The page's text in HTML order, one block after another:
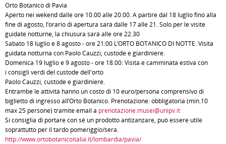
Orto Botanico di Pavia
Aperto nei wekend dalle ore 10.00 alle 20.00. A partire dal 18 luglio fino alla
fine di agosto, l’orario di apertura sarà dalle 17 alle 21. Solo per le visite
guidate notturne, la chiusura sarà alle ore 22.30
Sabato 18 luglio e 8 agosto - ore 21:00 L’ORTO BOTANICO DI NOTTE. Visita
guidata notturna con Paolo Cauzzi, custode e giardiniere.
Domenica 19 luglio e 9 agosto - ore 18.00: Visita e camminata estiva con
i consigli verdi del custode dell'orto
Paolo Cauzzi, custode e giardiniere.
Entrambe le attività hanno un costo di 10 euro/persona comprensivo di
biglietto di ingresso all’Orto Botanico. Prenotazione: obbligatoria (min.10
max 25 persone) tramite email a prenotazione.musei@unipv.it
Si consiglia di portare con sé un prodotto antizanzare, può essere utile
soprattutto per il tardo pomeriggio/sera.
http://www.ortobotanicoitalia.it/lombardia/pavia/